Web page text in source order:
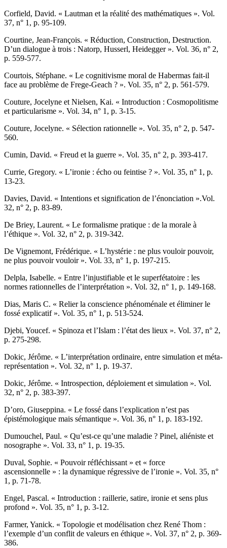
Corfield, David. « Lautman et la réalité des mathématiques ». Vol.
37, n° 1, p. 95-109.
Courtine, Jean-François. « Réduction, Construction, Destruction.
D’un dialogue à trois : Natorp, Husserl, Heidegger ». Vol. 36, n° 2,
p. 559-577.
Courtois, Stéphane. « Le cognitivisme moral de Habermas fait-il
face au problème de Frege-Geach ? ». Vol. 35, n° 2, p. 561-579.
Couture, Jocelyne et Nielsen, Kai. « Introduction : Cosmopolitisme
et particularisme ». Vol. 34, n° 1, p. 3-15.
Couture, Jocelyne. « Sélection rationnelle ». Vol. 35, n° 2, p. 547-
560.
Cumin, David. « Freud et la guerre ». Vol. 35, n° 2, p. 393-417.
Currie, Gregory. « L’ironie : écho ou feintise ? ». Vol. 35, n° 1, p.
13-23.
Davies, David. « Intentions et signification de l’énonciation ».Vol.
32, n° 2, p. 83-89.
De Briey, Laurent. « Le formalisme pratique : de la morale à
l’éthique ». Vol. 32, n° 2, p. 319-342.
De Vignemont, Frédérique. « L’hystérie : ne plus vouloir pouvoir,
ne plus pouvoir vouloir ». Vol. 33, n° 1, p. 197-215.
Delpla, Isabelle. « Entre l’injustifiable et le superfétatoire : les
normes rationnelles de l’interprétation ». Vol. 32, n° 1, p. 149-168.
Dias, Maris C. « Relier la conscience phénoménale et éliminer le
fossé explicatif ». Vol. 35, n° 1, p. 513-524.
Djebi, Youcef. « Spinoza et l’Islam : l’état des lieux ». Vol. 37, n° 2,
p. 275-298.
Dokic, Jérôme. « L’interprétation ordinaire, entre simulation et méta-
représentation ». Vol. 32, n° 1, p. 19-37.
Dokic, Jérôme. « Introspection, déploiement et simulation ». Vol.
32, n° 2, p. 383-397.
D’oro, Giuseppina. « Le fossé dans l’explication n’est pas
épistémologique mais sémantique ». Vol. 36, n° 1, p. 183-192.
Dumouchel, Paul. « Qu’est-ce qu’une maladie ? Pinel, aliéniste et
nosographe ». Vol. 33, n° 1, p. 19-35.
Duval, Sophie. « Pouvoir réfléchissant » et « force
ascensionnelle » : la dynamique régressive de l’ironie ». Vol. 35, n°
1, p. 71-78.
Engel, Pascal. « Introduction : raillerie, satire, ironie et sens plus
profond ». Vol. 35, n° 1, p. 3-12.
Farmer, Yanick. « Topologie et modélisation chez René Thom :
l’exemple d’un conflit de valeurs en éthique ». Vol. 37, n° 2, p. 369-
386.